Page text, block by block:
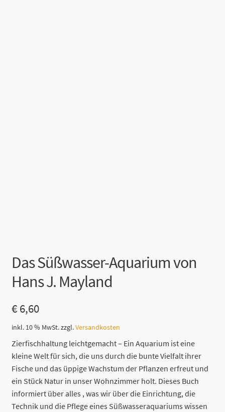
Das Süßwasser-Aquarium von
Hans J. Mayland
€6,60
inkl. 10 % MwSt.zzgl.Versandkosten
Zierfischhaltung leichtgemacht – Ein Aquarium ist eine
kleine Welt für sich, die uns durch die bunte Vielfalt ihrer
Fische und das üppige Wachstum der Pflanzen erfreut und
ein Stück Natur in unser Wohnzimmer holt. Dieses Buch
informiert über alles , was wir über die Einrichtung, die
Technik und die Pflege eines Süßwasseraquariums wissen